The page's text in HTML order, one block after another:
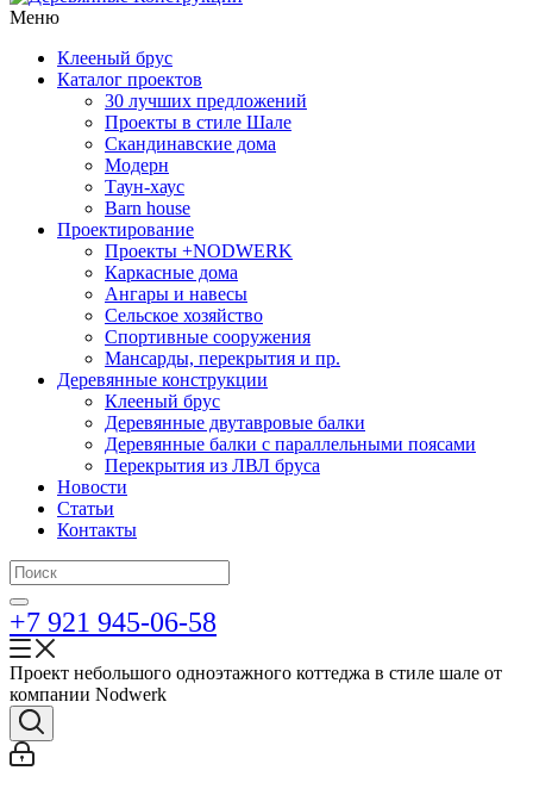
Меню
Клееный брус
Каталог проектов
30 лучших предложений
Проекты в стиле Шале
Скандинавские дома
Модерн
Таун-хаус
Barn house
Проектирование
Проекты +NODWERK
Каркасные дома
Ангары и навесы
Сельское хозяйство
Спортивные сооружения
Мансарды, перекрытия и пр.
Деревянные конструкции
Клееный брус
Деревянные двутавровые балки
Деревянные балки с параллельными поясами
Перекрытия из ЛВЛ бруса
Новости
Статьи
Контакты
+7 921 945-06-58
Проект небольшого одноэтажного коттеджа в стиле шале от
компании Nodwerk